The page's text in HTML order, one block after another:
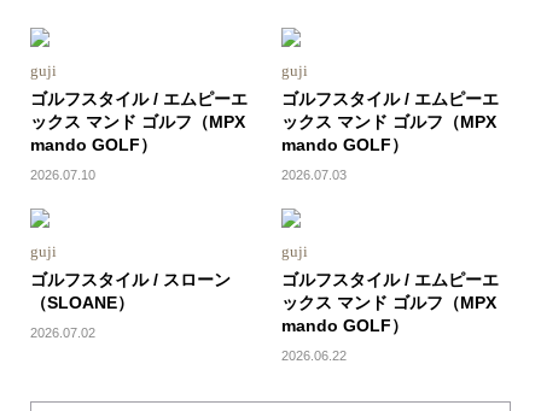
guji
ゴルフスタイル / エムピーエ
ックス マンド ゴルフ（MPX
mando GOLF）
2026.07.10
guji
ゴルフスタイル / エムピーエ
ックス マンド ゴルフ（MPX
mando GOLF）
2026.07.03
guji
ゴルフスタイル / スローン
（SLOANE）
2026.07.02
guji
ゴルフスタイル / エムピーエ
ックス マンド ゴルフ（MPX
mando GOLF）
2026.06.22